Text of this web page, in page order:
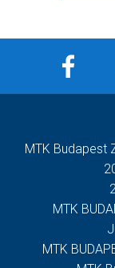
MTK Budapest
MTK
MTK